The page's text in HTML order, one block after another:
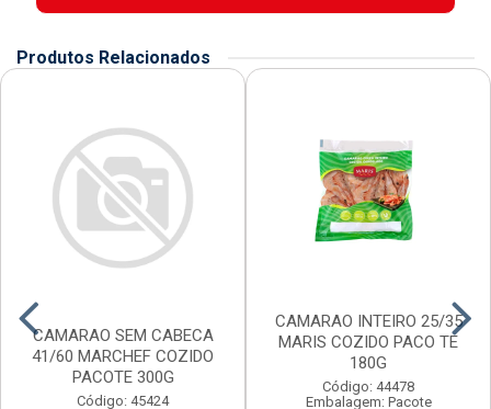
Produtos Relacionados
CAMARAO SEM CABECA
41/60 MARCHEF COZIDO
PACOTE 300G
Código: 45424
CAMARAO INTEIRO 25/35
MARIS COZIDO PACO TE
180G
Código: 44478
Embalagem: Pacote